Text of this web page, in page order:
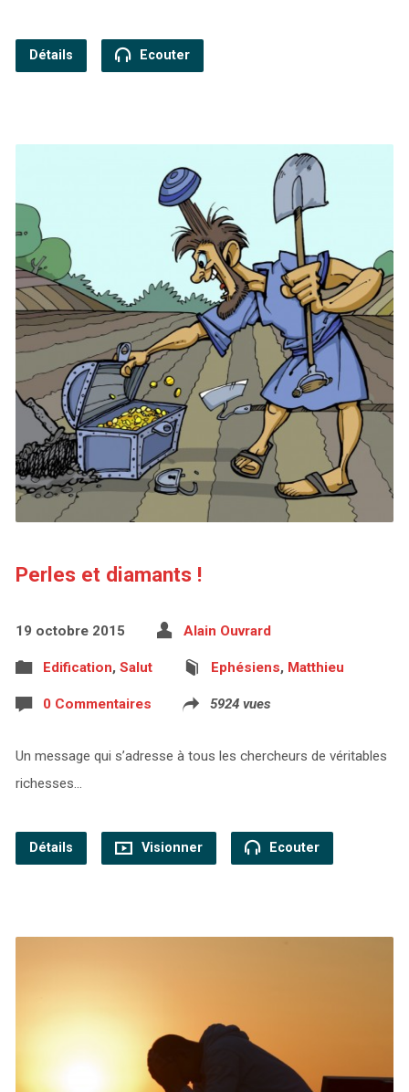
Détails Ecouter
Perles et diamants !
19 octobre 2015 Alain Ouvrard
Edification, Salut Ephésiens, Matthieu
0 Commentaires 5924 vues
Un message qui s’adresse à tous les chercheurs de véritables
richesses…
Détails Visionner Ecouter